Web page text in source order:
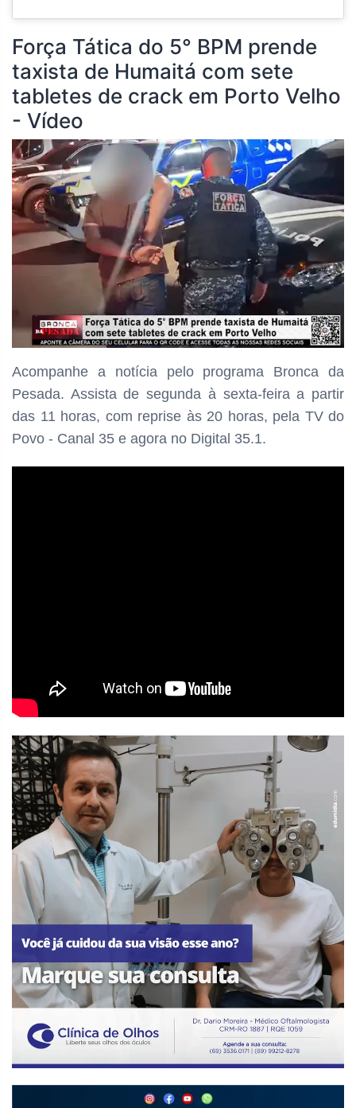
Força Tática do 5° BPM prende
taxista de Humaitá com sete
tabletes de crack em Porto Velho
- Vídeo
Acompanhe a notícia pelo programa Bronca da
Pesada. Assista de segunda à sexta-feira a partir
das 11 horas, com reprise às 20 horas, pela TV do
Povo - Canal 35 e agora no Digital 35.1.